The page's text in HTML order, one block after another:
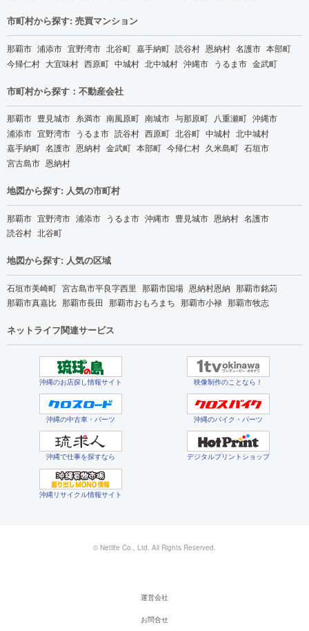
市町村から探す: 売買マンション
那覇市 浦添市 宜野湾市 北谷町 嘉手納町 読谷村 恩納村 名護市 本部町
今帰仁村 大宜味村 西原町 中城村 北中城村 沖縄市 うるま市 金武町
市町村から探す：不動産会社
那覇市 豊見城市 糸満市 南風原町 南城市 与那原町 八重瀬町 沖縄市
浦添市 宜野湾市 うるま市 読谷村 西原町 北谷町 中城村 北中城村
嘉手納町 名護市 恩納村 金武町 本部町 今帰仁村 久米島町 石垣市
宮古島市 恩納村
地図から探す: 人気の市町村
那覇市 宜野湾市 浦添市 うるま市 沖縄市 豊見城市 恩納村 名護市
読谷村 北谷町
地図から探す: 人気の区域
石垣市美崎町 宮古島市平良字西里 那覇市国場 恩納村恩納 那覇市銘苅
那覇市真嘉比 那覇市長田 那覇市おもろまち 那覇市小禄 那覇市牧志
ネットライフ関連サービス
沖縄のお店探し情報サイト 映像制作のことなら！
沖縄の中古車・パーツ 沖縄のバイク・パーツ
沖縄で仕事を探すなら デジタルプリントショップ
沖縄リサイクル情報サイト
© Netlife Co., Ltd. All Rights Reserved.
運営会社
お問合せ